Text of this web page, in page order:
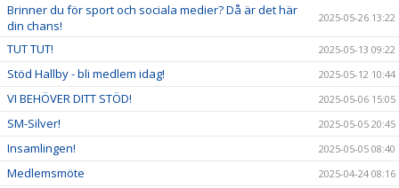
Brinner du för sport och sociala medier? Då är det här
din chans!
2025-05-26 13:22
TUT TUT! 2025-05-13 09:22
Stöd Hallby - bli medlem idag! 2025-05-12 10:44
VI BEHÖVER DITT STÖD! 2025-05-06 15:05
SM-Silver! 2025-05-05 20:45
Insamlingen! 2025-05-05 08:40
Medlemsmöte 2025-04-24 08:16